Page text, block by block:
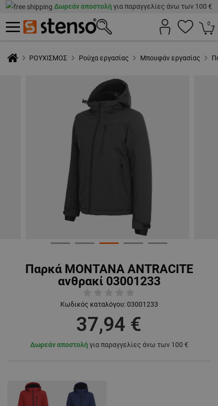
Δωρεάν αποστολή για παραγγελίες άνω των 100 €
0
ΡΟΥΧΙΣΜΟΣ Ρούχα εργασίας Μπουφάν εργασίας
Παρκά MONTANA ANTRACITE
ανθρακί 03001233
Κωδικός καταλόγου: 03001233
37,94 €
Δωρεάν αποστολή για παραγγελίες άνω των 100 €